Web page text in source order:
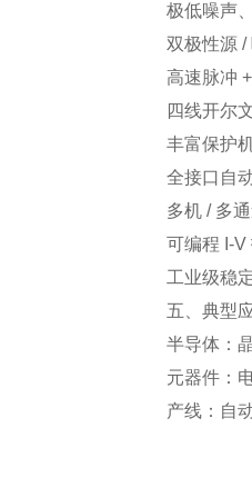
极低噪声
双极性源 /
高速脉冲
四线开尔
丰富保护
全接口自
多机 / 多
可编程 I-V
工业级稳
五、典型
半导体：
元器件：
产线：自